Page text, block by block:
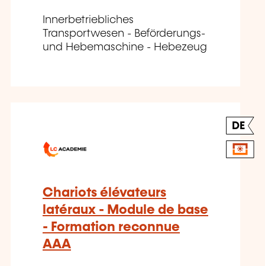
Innerbetriebliches
Transportwesen - Beförderungs-
und Hebemaschine - Hebezeug
DE
Chariots élévateurs
latéraux - Module de base
- Formation reconnue
AAA